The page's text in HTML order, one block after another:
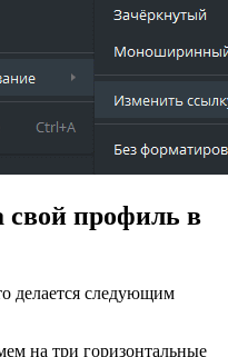
свой профиль в
делается следующим
на три горизонтальные